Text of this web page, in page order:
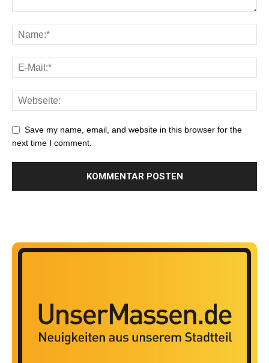
Save my name, email, and website in this browser for the
next time I comment.